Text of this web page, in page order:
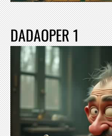
DADAOPER 1